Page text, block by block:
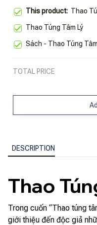
This product: Thao
Thao Túng Tâm Lý
Sách - Thao Túng
TOTAL PRICE
DESCRIPTION
Thao
Trong cuốn “Thao túng
giới thiệu đến độc giả